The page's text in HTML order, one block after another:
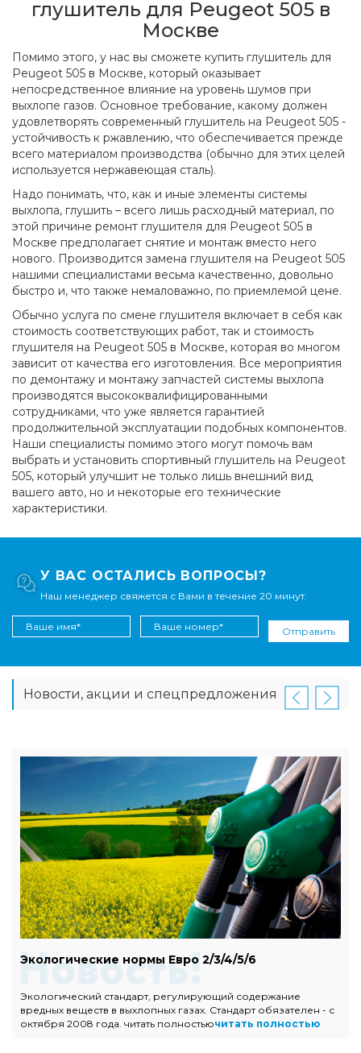
глушитель для Peugeot 505 в
Москве
Помимо этого, у нас вы сможете купить глушитель для
Peugeot 505 в Москве, который оказывает
непосредственное влияние на уровень шумов при
выхлопе газов. Основное требование, какому должен
удовлетворять современный глушитель на Peugeot 505 -
устойчивость к ржавлению, что обеспечивается прежде
всего материалом производства (обычно для этих целей
используется нержавеющая сталь).
Надо понимать, что, как и иные элементы системы
выхлопа, глушить – всего лишь расходный материал, по
этой причине ремонт глушителя для Peugeot 505 в
Москве предполагает снятие и монтаж вместо него
нового. Производится замена глушителя на Peugeot 505
нашими специалистами весьма качественно, довольно
быстро и, что также немаловажно, по приемлемой цене.
Обычно услуга по смене глушителя включает в себя как
стоимость соответствующих работ, так и стоимость
глушителя на Peugeot 505 в Москве, которая во многом
зависит от качества его изготовления. Все мероприятия
по демонтажу и монтажу запчастей системы выхлопа
производятся высококвалифицированными
сотрудниками, что уже является гарантией
продолжительной эксплуатации подобных компонентов.
Наши специалисты помимо этого могут помочь вам
выбрать и установить спортивный глушитель на Peugeot
505, который улучшит не только лишь внешний вид
вашего авто, но и некоторые его технические
характеристики.
У ВАС ОСТАЛИСЬ ВОПРОСЫ?
Наш менеджер свяжется с Вами в течение 20 минут.
Отправить
Новости, акции и спецпредложения
Насадки Buzzer Black Line
Buzzer Black Line - это эксклюзивная серия насадок из
высококачественной нержавеющей стали марки AISI 304L
итальянского пр-вачитать полностью